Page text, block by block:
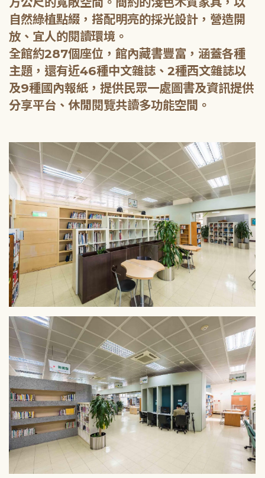
自然綠植點綴，搭配明亮的採光設計，營造開
放、宜人的閱讀環境。
全館約287個座位，館內藏書豐富，涵蓋各種
主題，還有近46種中文雜誌、2種西文雜誌以
及9種國內報紙，提供民眾一處圖書及資訊提供